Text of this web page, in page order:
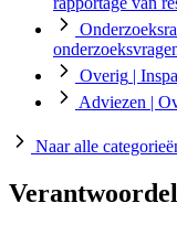
Overig |
Adviezen |
Naar alle